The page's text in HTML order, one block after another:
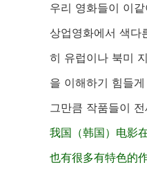
우리 영화들이 이
상업영화에서 색다
히 유럽이나 북미
을 이해하기 힘들
그만큼 작품들이
我国（韩国）电影
也有很多有特色的